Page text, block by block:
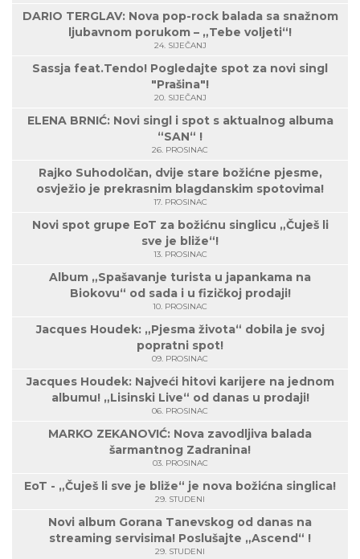
DARIO TERGLAV: Nova pop-rock balada sa snažnom
ljubavnom porukom – „Tebe voljeti“!
24. SIJEČANJ
Sassja feat.Tendo! Pogledajte spot za novi singl
"Prašina"!
20. SIJEČANJ
ELENA BRNIĆ: Novi singl i spot s aktualnog albuma
“SAN“ !
26. PROSINAC
Rajko Suhodolčan, dvije stare božićne pjesme,
osvježio je prekrasnim blagdanskim spotovima!
17. PROSINAC
Novi spot grupe EoT za božićnu singlicu „Čuješ li
sve je bliže“!
13. PROSINAC
Album „Spašavanje turista u japankama na
Biokovu“ od sada i u fizičkoj prodaji!
10. PROSINAC
Jacques Houdek: „Pjesma života“ dobila je svoj
popratni spot!
09. PROSINAC
Jacques Houdek: Najveći hitovi karijere na jednom
albumu! „Lisinski Live“ od danas u prodaji!
06. PROSINAC
MARKO ZEKANOVIĆ: Nova zavodljiva balada
šarmantnog Zadranina!
03. PROSINAC
EoT - „Čuješ li sve je bliže“ je nova božićna singlica!
29. STUDENI
Novi album Gorana Tanevskog od danas na
streaming servisima! Poslušajte „Ascend“ !
29. STUDENI